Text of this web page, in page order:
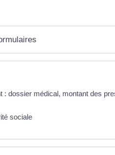
: dossier médical, montant des
sociale